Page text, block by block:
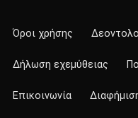
Όροι χρήσης
Δήλωση εχεμύθειας
Επικοινωνία